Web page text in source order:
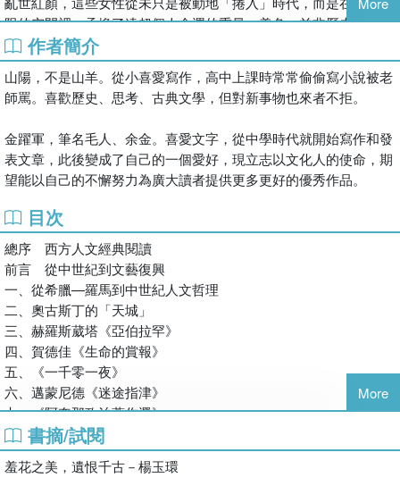
限的空間裡，承擔了遠超個人命運的重量。美色，並非歷史的裝
飾，而是權力、欲望與秩序交會時，最容易被推上前線的存在。
▎她們如何被需要
成為最合用、也最沉默的承載者。她們被送出邊關、推進權謀、置
於風口浪尖，表面上是恩寵、是榮耀，實際上卻是替制度承擔成本
的角色。無論是以和親換取邊境安定，或以情感操控改寫宮廷平
衡，她們的價值，經常在「被使用」之後才被命名。
▎在權力夾縫中的能動性
然而，她們並非全然的犧牲品。有人選擇順勢而為，在規則之內最
大化影響力；有人以柔克剛，讓暴力轉向自我瓦解；也有人明知結
局不可逆，仍然以行動留下不可忽視的痕跡。這些抉擇未必改變制
度，卻足以改變局部走向，甚至影響王朝的節奏。真正值得凝視
的，是她們在極端不對等的結構中，仍試圖保留的一點主體性。
▎歷史為何總把責任推給她們
成敗歸君王，失誤歸紅顏，這並非偶然，而是一種長期運作有效的
敘事策略。將政治災難簡化為情感失控，能讓制度免於被追問；把
作者簡介
山陽，不是山羊。從小喜愛寫作，高中上課時常常偷偷寫小說被老
師罵。喜歡歷史、思考、古典文學，但對新事物也來者不拒。
金躍軍，筆名毛人、余金。喜愛文字，從中學時代就開始寫作和發
表文章，此後變成了自己的一個愛好，現立志以文化人的使命，期
望能以自己的不懈努力為廣大讀者提供更多更好的優秀作品。
目次
總序 西方人文經典閱讀
前言 從中世紀到文藝復興
一、從希臘—羅馬到中世紀人文哲理
二、奧古斯丁的「天城」
三、赫羅斯葳塔《亞伯拉罕》
四、賀德佳《生命的賞報》
五、《一千零一夜》
六、邁蒙尼德《迷途指津》
七、《阿奎那政治著作選》
八、法蘭西的瑪麗《故事詩》
九、瑪．阿希．季諾夫人《列那狐》
More
書摘/試閱
羞花之美，遺恨千古－楊玉環